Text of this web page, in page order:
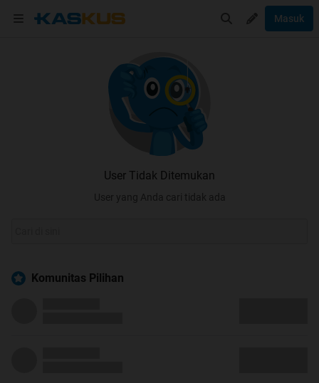
Masuk
User Tidak Ditemukan
User yang Anda cari tidak ada
Komunitas Pilihan